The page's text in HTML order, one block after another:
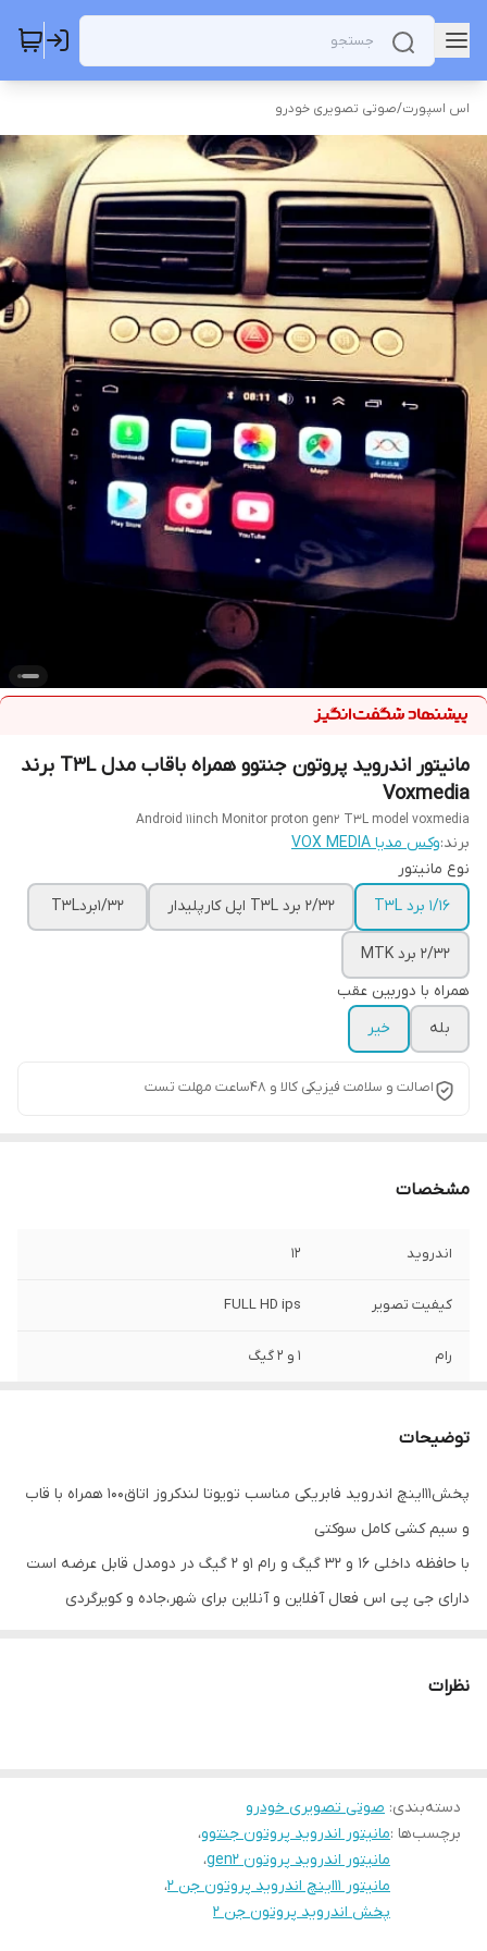
اس اسپورت/صوتی تصویری خودرو
مانیتور اندروید پروتون جنتوو همراه باقاب مدل T3L برند
Voxmedia
Android 11inch Monitor proton gen2 T3L model voxmedia
برند:وکس مدیا VOX MEDIA
نوع مانیتور
1/16 برد T3L
2/32 برد T3L اپل کارپلیدار 1/32بردT3L
2/32 برد MTK
همراه با دوربین عقب
بله
خیر
اصالت و سلامت فیزیکی کالا و 48ساعت مهلت تست
مشخصات
اندروید ۱۲
کیفیت تصویر FULL HD ips
رام 1 و 2 گیگ
دارای بلوتوث، gps، wifi، usb و ...
حافظه داخلی 16 و 32 گیگ
توضیحات
پخش11اینچ اندروید فابریکی مناسب تویوتا لندکروز اتاق100 همراه با قاب
و سیم کشی کامل سوکتی
با حافظه داخلی 16 و 32 گیگ و رام 1و 2 گیگ در دومدل قابل عرضه است
دارای جی پی اس فعال آفلاین و آنلاین برای شهر،جاده و کویرگردی
قابلیت آپشن میرولینک دارد (انتقال تصویر گوشی بروی مانیتور)
سوکت های خروجی فابریک میباشد بجهت عدم تداخل در سیم کشی
قابلیت نصب و پخش برنامه هایی نظیر اسنپ راننده تلویبیون آنتن
نظرات
دسته‌بندی: صوتی تصویری خودرو
برچسب‌ها :مانیتور اندروید پروتون جنتوو،
مانیتور اندروید پروتون gen2
،
مانیتور ۱۱اینچ اندروید پروتون جن ۲
،
پخش اندروید پروتون جن ۲